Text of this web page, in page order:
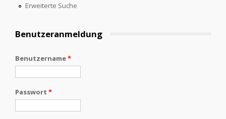
Erweiterte Suche
Benutzeranmeldung
Benutzername*
Passwort *